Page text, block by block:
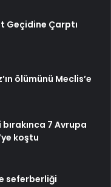
Geçidine Çarptı
ölümünü Meclis’e
7 Avrupa
koştu
seferberliği